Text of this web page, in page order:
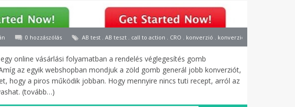
0 hozzászólás AB test . AB teszt . call to action . CRO . konverzió . konverzióoptimalizálás .
online vásárlási folyamatban a rendelés véglegesítés gomb
az egyik webshopban mondjuk a zöld gomb generál jobb konverziót,
hogy a piros működik jobban. Hogy mennyire nincs tuti recept, arról az
(tovább…)